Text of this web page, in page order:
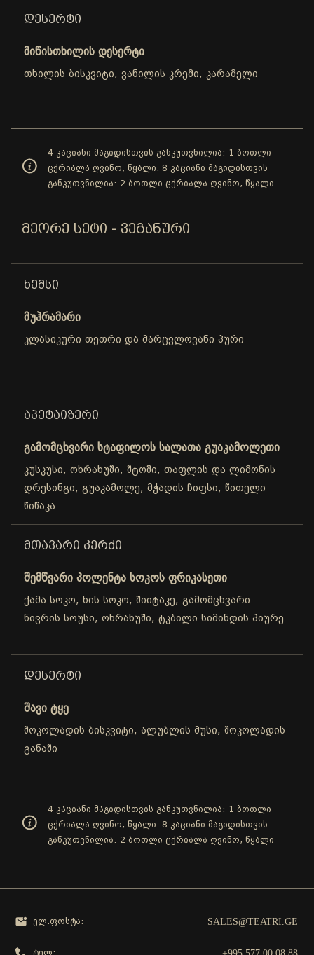
ᲓᲔᲡᲔᲠᲢᲘ
მიწისთხილის დესერტი
თხილის ბისკვიტი, ვანილის კრემი, კარამელი
4 კაციანი მაგიდისთვის განკუთვნილია: 1 ბოთლი
ცქრიალა ღვინო, წყალი. 8 კაციანი მაგიდისთვის
განკუთვნილია: 2 ბოთლი ცქრიალა ღვინო, წყალი
ᲛᲔᲝᲠᲔ ᲡᲔᲢᲘ - ᲕᲔᲒᲐᲜᲣᲠᲘ
ᲮᲔᲛᲡᲘ
მუჰრამარი
კლასიკური თეთრი და მარცვლოვანი პური
ᲐᲞᲔᲢᲐᲘᲖᲔᲠᲘ
გამომცხვარი სტაფილოს სალათა გუაკამოლეთი
კუსკუსი, ოხრახუში, შტოში, თაფლის და ლიმონის
დრესინგი, გუაკამოლე, მჭადის ჩიფსი, წითელი
წიწაკა
ᲛᲗᲐᲕᲐᲠᲘ ᲙᲔᲠᲫᲘ
შემწვარი პოლენტა სოკოს ფრიკასეთი
ქამა სოკო, ხის სოკო, შიიტაკე, გამომცხვარი
ნივრის სოუსი, ოხრახუში, ტკბილი სიმინდის პიურე
ᲓᲔᲡᲔᲠᲢᲘ
შავი ტყე
შოკოლადის ბისკვიტი, ალუბლის მუსი, შოკოლადის
განაში
4 კაციანი მაგიდისთვის განკუთვნილია: 1 ბოთლი
ცქრიალა ღვინო, წყალი. 8 კაციანი მაგიდისთვის
განკუთვნილია: 2 ბოთლი ცქრიალა ღვინო, წყალი
ელ.ფოსტა: SALES@TEATRI.GE